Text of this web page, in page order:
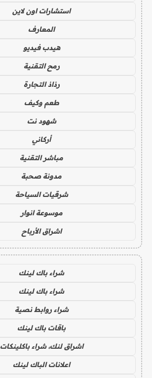
استشارات اون لاين
المعارف
هيدب فيديو
رمح التقنية
رذاذ التجارة
طعم وكيف
شهود نت
أركاني
مباشر التقنية
مدونة صحبة
شرقيات السياحة
موسوعة انوار
اشراق الأرباح
شراء باك لينك
شراء باك لينك
شراء روابط نصية
باقات باك لينك
اشراق لنك، شراء باكلينكات
اعلانات الباك لينك